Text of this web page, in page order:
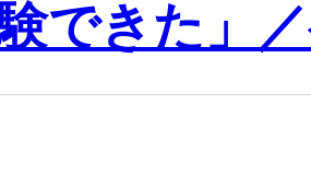
できた」